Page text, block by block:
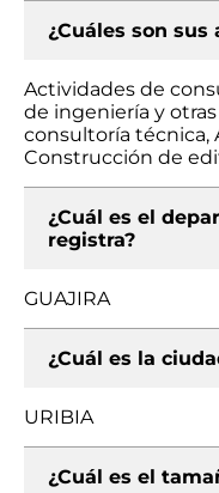
¿Cuáles son
Actividades de
de ingeniería y
consultoría técnica,
Construcción de
¿Cuál es el
registra?
GUAJIRA
¿Cuál es la
URIBIA
¿Cuál es el